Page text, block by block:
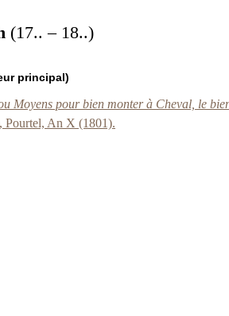
(17.. – 18..)
principal)
Moyens pour bien monter à Cheval, le
Pourtel, An X (1801).